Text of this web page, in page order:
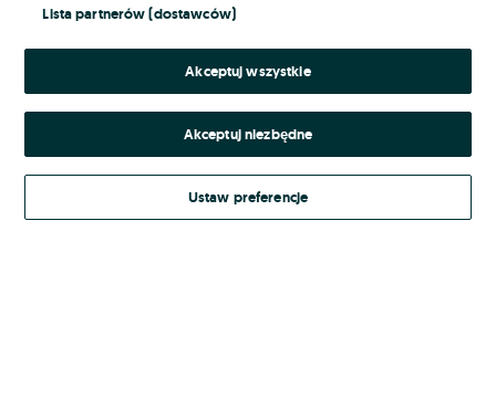
Kontynuując za pośrednictwem jednego z dostawców wskazanych powyżej,
Regulamin serwisu OLX.pl w jego aktualnym brzmieniu.
Lista partnerów (dostawców)
Akceptuj wszystkie
Akceptuj niezbędne
Ustaw preferencje